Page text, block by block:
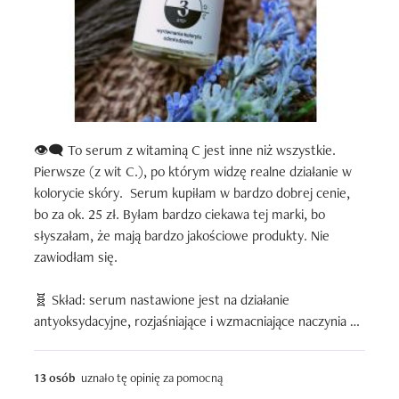
👁️‍🗨️ To serum z witaminą C jest inne niż wszystkie.
Pierwsze (z wit C.), po którym widzę realne działanie w
kolorycie skóry.  Serum kupiłam w bardzo dobrej cenie,
bo za ok. 25 zł. Byłam bardzo ciekawa tej marki, bo
słyszałam, że mają bardzo jakościowe produkty. Nie
zawiodłam się.
🧬 Skład: serum nastawione jest na działanie
antyoksydacyjne, rozjaśniające i wzmacniające naczynia
Dodatkowo ma też delikatne działanie nawilżające, co
13 osób uznało tę opinię za pomocną